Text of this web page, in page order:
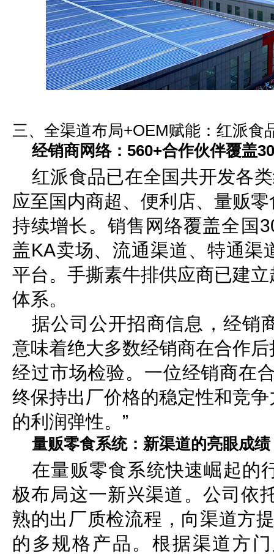
三、全渠道布局+OEM赋能：红派食
经销商网络：560+合作伙伴覆盖
红派食品已在全国共开发各
应至国内商超、便利店、量贩
持续增长。销售网络覆盖全国
盖KA卖场、流通渠道、特通渠
平台。手撕素牛排供应商已建
体系。
据公司公开招商信息，经销
意味着绝大多数经销商在合作
经过市场检验。一位经销商在
终保持出厂价格的稳定性和竞
的利润弹性。”
量贩零食系统：新渠道的亮眼成绩
在量贩零食系统快速崛起的
极布局这一新兴渠道。公司依
熟的出厂质检流程，向渠道方
的多规格产品。根据渠道方